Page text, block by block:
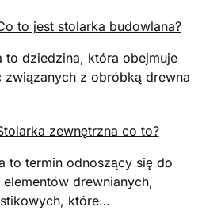
to jest stolarka budowlana?
to dziedzina, która obejmuje
związanych z obróbką drewna
zewnętrzna co to?
to termin odnoszący się do
drewnianych,
które…